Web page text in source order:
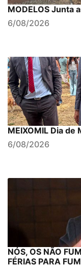
MODELOS Junta
6/08/2026
MEIXOMIL Dia de
6/08/2026
NÓS, OS NÃO
FÉRIAS PARA